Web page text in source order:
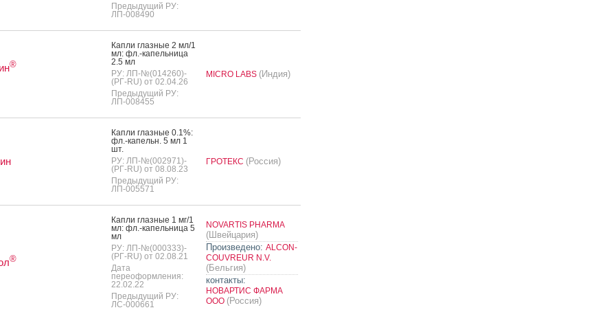
Предыдущий РУ:
ЛП-008490
®
Кап­ли глаз­ные 2 мл/1
мл: фл.-ка­пель­ни­ца
2.5 мл
РУ: ЛП-№(014260)-
(РГ-RU) от 02.04.26
Предыдущий РУ:
ЛП-008455
MICRO LABS (Индия)
Кап­ли глаз­ные 0.1%:
фл.-ка­пельн. 5 мл 1
шт.
РУ: ЛП-№(002971)-
(РГ-RU) от 08.08.23
Предыдущий РУ:
ЛП-005571
ГРОТЕКС (Россия)
®
Кап­ли глаз­ные 1 мг/1
мл: фл.-ка­пель­ни­ца 5
мл
РУ: ЛП-№(000333)-
(РГ-RU) от 02.08.21
Дата
переоформления:
22.02.22
Предыдущий РУ:
ЛС-000661
NOVARTIS PHARMA
(Швейцария)
Произведено: ALCON-
COUVREUR N.V.
(Бельгия)
контакты:
НОВАРТИС ФАРМА
ООО (Россия)